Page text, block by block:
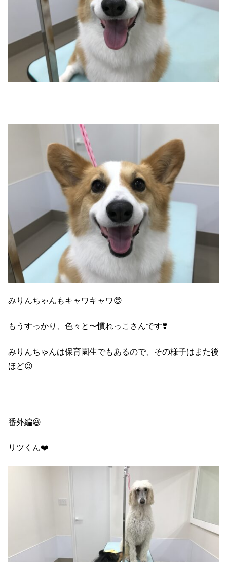
みりんちゃんもキャワキャワ😍
もうすっかり、色々と〜慣れっこさんです❣️
みりんちゃんは保育園生でもあるので、その様子はまた後
ほど😉
番外編😆
リツくん❤️